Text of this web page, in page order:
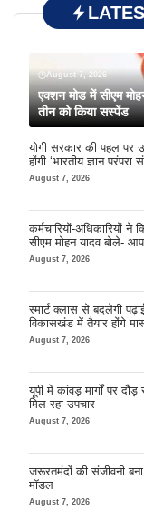
August 7, 2026
एक्शन मोड में सीएम
तीन को किया सस्पेंड
योगी सरकार की पहल पर
होंगी ‘भारतीय ज्ञान परंपरा
August 7, 2026
कर्मचारियों-अधिकारियों ने
सीएम मोहन यादव बोले-
आता है
August 7, 2026
स्मार्ट क्लास से बदलेगी
विकासखंड में तैयार होंगे
August 7, 2026
यूपी में कांवड़ मार्गों पर
मिल रहा उपचार
August 7, 2026
जरूरतमंदों की संजीवनी
मॉडल
August 7, 2026